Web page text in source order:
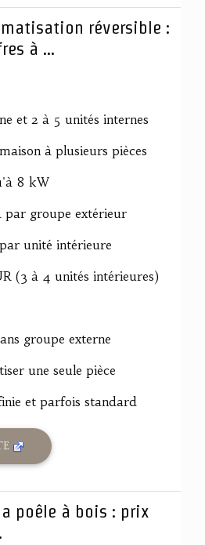
réversible :
à ...
et 2 à 5 unités internes
à plusieurs pièces
8 kW
par groupe extérieur
unité intérieure
(3 à 4 unités intérieures)
groupe externe
une seule pièce
et parfois standard
poêle à bois : prix